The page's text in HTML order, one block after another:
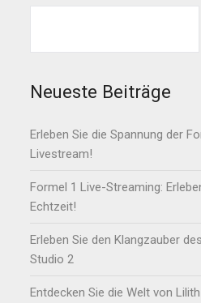
Neueste Beiträge
Erleben Sie die Spannung der
Livestream!
Formel 1 Live-Streaming:
Echtzeit!
Erleben Sie den Klangzauber
Studio 2
Entdecken Sie die Welt von